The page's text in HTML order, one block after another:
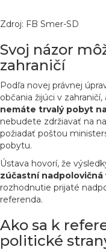
Zdroj: FB Smer-SD
Svoj názor
zahraničí
Podľa novej právnej
občania žijúci v
nemáte trvalý pobyt
nebudete zdržiavať na
požiadať poštou
pobytu.
Ústava hovorí, že
zúčastní nadpolovičná
rozhodnutie prijaté
referenda.
Ako sa k
politické